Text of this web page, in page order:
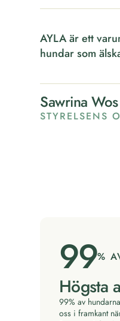
AYLA är ett
hundar som
Sawrina Wos
STYRELSENS
99%
Högsta
99% av
oss i framkant